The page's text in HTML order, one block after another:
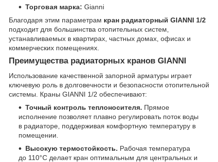
Торговая марка: Gianni
Благодаря этим параметрам кран радиаторный GIANNI 1/2
подходит для большинства отопительных систем,
устанавливаемых в квартирах, частных домах, офисах и
коммерческих помещениях.
Преимущества радиаторных кранов GIANNI
Использование качественной запорной арматуры играет
ключевую роль в долговечности и безопасности отопительной
системы. Краны GIANNI 1/2 обеспечивают:
Точный контроль теплоносителя. Прямое
исполнение позволяет плавно регулировать поток воды
в радиаторе, поддерживая комфортную температуру в
помещении.
Высокую термостойкость. Рабочая температура
до 110°C делает кран оптимальным для центральных и